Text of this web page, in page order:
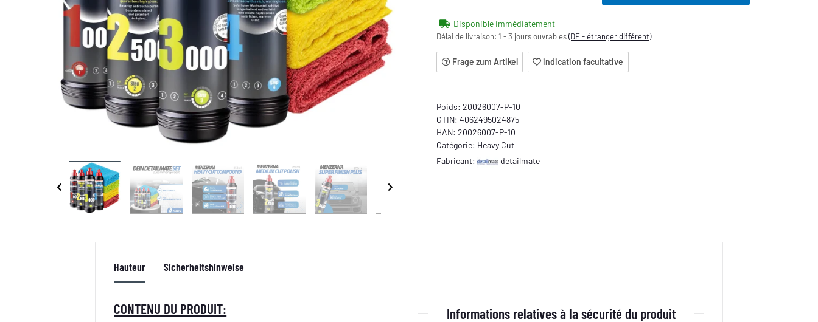
Disponible immédiatement
Délai de livraison: 1 - 3 jours ouvrables(DE - étranger différent)
Frage zum Artikel indication facultative
Poids: 20026007-P-10
GTIN: 4062495024875
HAN: 20026007-P-10
Catégorie: Heavy Cut
Fabricant:
detailmate
Hauteur Sicherheitshinweise
CONTENU DU PRODUIT: Informations relatives à la sécurité du produit